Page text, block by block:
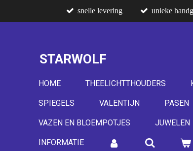
direct
hoofdinhoud
snelle levering unieke
STARWOLF
HOME THEELICHTTHOUDERS
SPIEGELS VALENTIJN PASEN
VAZEN EN BLOEMPOTJES JUWELEN
INFORMATIE